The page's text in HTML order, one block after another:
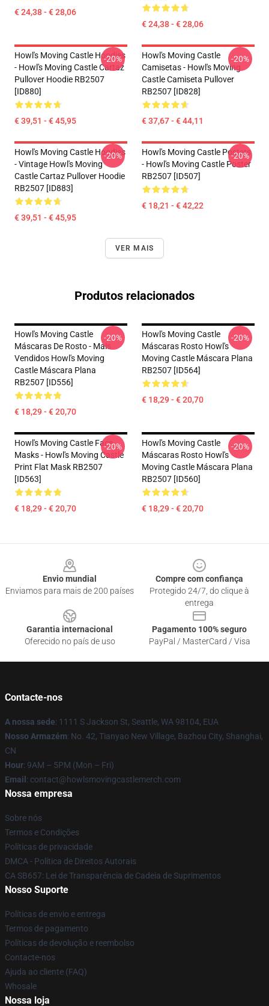
€ 24,38 - € 28,06
€ 24,38 - € 28,06
Howl's Moving Castle Hoodies
- Howl's Moving Castle Cartaz
Pullover Hoodie RB2507
[ID880]
€ 39,51 - € 45,95
-20%
Howl's Moving Castle
Camisetas - Howl's Moving
Castle Camiseta Pullover
RB2507 [ID828]
€ 37,67 - € 44,11
-20%
Howl's Moving Castle Hoodies
- Vintage Howl's Moving
Castle Cartaz Pullover Hoodie
RB2507 [ID883]
€ 39,51 - € 45,95
-20%
Howl's Moving Castle Posters
- Howl's Moving Castle Poster
RB2507 [ID507]
€ 18,21 - € 42,22
-20%
VER MAIS
Produtos relacionados
Howl's Moving Castle
Máscaras De Rosto - Mais
Vendidos Howl's Moving
Castle Máscara Plana
RB2507 [ID556]
€ 18,29 - € 20,70
-20%
Howl's Moving Castle
Máscaras Rosto Howl's
Moving Castle Máscara Plana
RB2507 [ID564]
€ 18,29 - € 20,70
-20%
Howl's Moving Castle Face
Masks - Howl's Moving Castle
Print Flat Mask RB2507
[ID563]
€ 18,29 - € 20,70
-20%
Howl's Moving Castle
Máscaras Rosto Howl's
Moving Castle Máscara Plana
RB2507 [ID560]
€ 18,29 - € 20,70
-20%
Envio mundial
Enviamos para mais de 200 países
Compre com confiança
Protegido 24/7, do clique à
entrega
Garantia internacional
Oferecido no país de uso
Pagamento 100% seguro
PayPal / MasterCard / Visa
Contacte-nos
A nossa sede: 1111 S Jackson St, Seattle, WA 98104, EUA
Nosso Armazém: No. 42, Tianyao New Village, Bazhou City, Shanghai,
CN
Hour: 9AM – 5PM (Mon – Fri)
Email : contact@howlsmovingcastlemerch.com
Nossa empresa
Sobre nós
Termos e Condições
Políticas de privacidade
DMCA - Política de Direitos Autorais
CA SB657: Lei de Transparência de Cadeia de Suprimentos
Nosso Suporte
Políticas de envio e entrega
Termos de pagamento
Políticas de devolução e reembolso
Contacte-nos
Ajuda ao cliente (FAQ)
Whosale
Nossa loja